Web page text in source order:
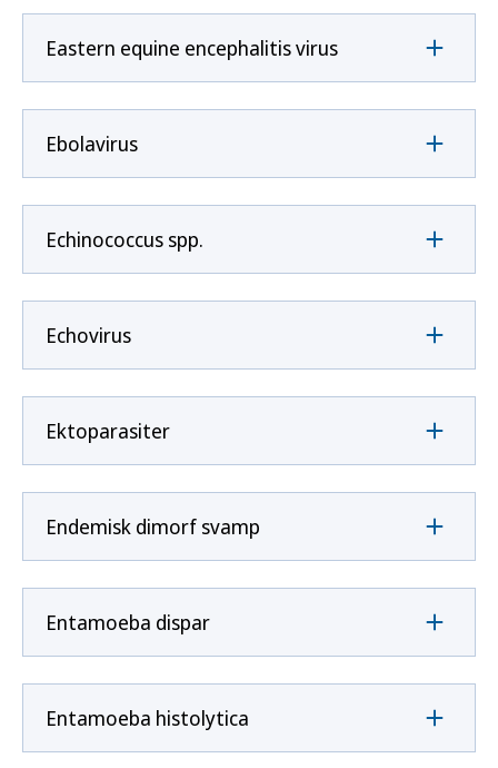
Eastern equine encephalitis virus
Ebolavirus
Echinococcus spp.
Echovirus
Ektoparasiter
Endemisk dimorf svamp
Entamoeba dispar
Entamoeba histolytica